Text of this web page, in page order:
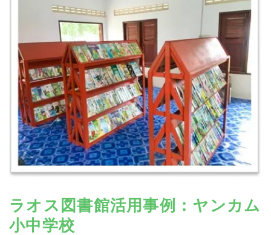
寄付する
ラオス図書館活用事例：ヤンカム
小中学校